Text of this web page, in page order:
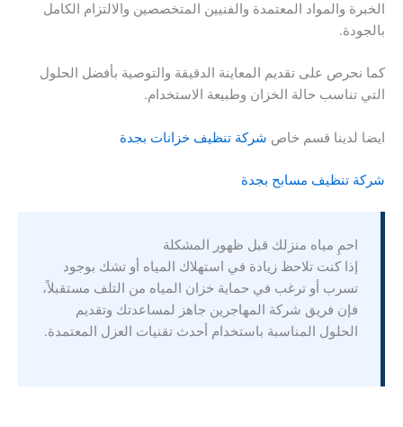
الخبرة والمواد المعتمدة والفنيين المتخصصين والالتزام الكامل
بالجودة.
كما نحرص على تقديم المعاينة الدقيقة والتوصية بأفضل الحلول
التي تناسب حالة الخزان وطبيعة الاستخدام.
ايضا لدينا قسم خاص شركة تنظيف خزانات بجدة
شركة تنظيف مسابح بجدة
احمِ مياه منزلك قبل ظهور المشكلة
إذا كنت تلاحظ زيادة في استهلاك المياه أو تشك بوجود
تسرب أو ترغب في حماية خزان المياه من التلف مستقبلاً،
فإن فريق شركة المهاجرين جاهز لمساعدتك وتقديم
الحلول المناسبة باستخدام أحدث تقنيات العزل المعتمدة.